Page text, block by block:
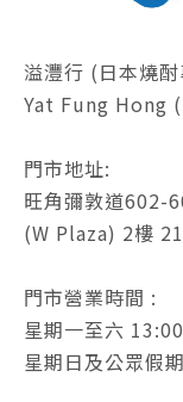
溢灃行 (日本燒
Yat Fung Hong
門市地址:
旺角彌敦道602-
(W Plaza) 2樓
門市營業時間 :
星期一至六
星期日及公眾假